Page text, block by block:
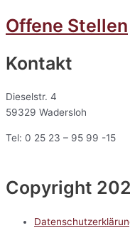
Offene Stellen
Kontakt
Dieselstr. 4
59329 Wadersloh
Tel: 0 25 23 – 95 99 -15
Copyright